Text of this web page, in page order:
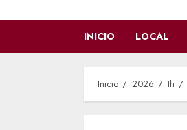
INICIO LOCAL
Inicio 2026 th